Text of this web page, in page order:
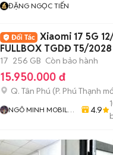
ĐẶNG NGỌC TIẾN
Xiaomi 17 5G
FULLBOX TGDĐ T5/2028
17 256 GB Còn bảo hành
15.950.000 đ
Q. Tân Phú (P. Phú Thạnh
NGÔ MINH MOBILE
4.9